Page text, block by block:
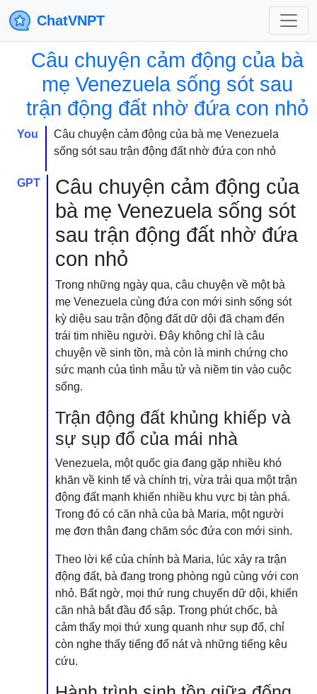
ChatVNPT
Câu chuyện cảm động của bà
mẹ Venezuela sống sót sau
trận động đất nhờ đứa con nhỏ
You
Câu chuyện cảm động của bà mẹ Venezuela
sống sót sau trận động đất nhờ đứa con nhỏ
GPT
Câu chuyện cảm động của
bà mẹ Venezuela sống sót
sau trận động đất nhờ đứa
con nhỏ
Trong những ngày qua, câu chuyện về một bà
mẹ Venezuela cùng đứa con mới sinh sống sót
kỳ diệu sau trận động đất dữ dội đã chạm đến
trái tim nhiều người. Đây không chỉ là câu
chuyện về sinh tồn, mà còn là minh chứng cho
sức mạnh của tình mẫu tử và niềm tin vào cuộc
sống.
Trận động đất khủng khiếp và
sự sụp đổ của mái nhà
Venezuela, một quốc gia đang gặp nhiều khó
khăn về kinh tế và chính trị, vừa trải qua một trận
động đất mạnh khiến nhiều khu vực bị tàn phá.
Trong đó có căn nhà của bà Maria, một người
mẹ đơn thân đang chăm sóc đứa con mới sinh.
Theo lời kể của chính bà Maria, lúc xảy ra trận
động đất, bà đang trong phòng ngủ cùng với con
nhỏ. Bất ngờ, mọi thứ rung chuyển dữ dội, khiến
căn nhà bắt đầu đổ sập. Trong phút chốc, bà
cảm thấy mọi thứ xung quanh như sụp đổ, chỉ
còn nghe thấy tiếng đổ nát và những tiếng kêu
cứu.